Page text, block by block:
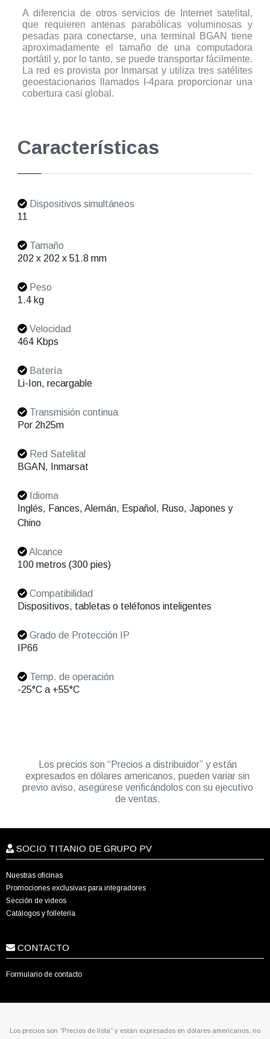
A diferencia de otros servicios de Internet satelital,
que requieren antenas parabólicas voluminosas y
pesadas para conectarse, una terminal BGAN tiene
aproximadamente el tamaño de una computadora
portátil y, por lo tanto, se puede transportar fácilmente.
La red es provista por Inmarsat y utiliza tres satélites
geoestacionarios llamados I-4para proporcionar una
cobertura casi global.
Características
Dispositivos simultáneos
11
Tamaño
202 x 202 x 51.8 mm
Peso
1.4 kg
Velocidad
464 Kbps
Batería
Li-Ion, recargable
Transmisión continua
Por 2h25m
Red Satelital
BGAN, Inmarsat
Idioma
Inglés, Fances, Alemán, Español, Ruso, Japones y
Chino
Alcance
100 metros (300 pies)
Compatibilidad
Dispositivos, tabletas o teléfonos inteligentes
Grado de Protección IP
IP66
Temp. de operación
-25°C a +55°C
Los precios son “Precios a distribuidor” y están
expresados en dólares americanos, pueden variar sin
previo aviso, asegúrese verificándolos con su ejecutivo
de ventas.
SOCIO TITANIO DE GRUPO PV
Nuestras oficinas
Promociones exclusivas para integradores
Sección de videos
Catálogos y folletería
CONTACTO
Formulario de contacto
Los precios son “Precios de lista” y están expresados en dólares americanos, no